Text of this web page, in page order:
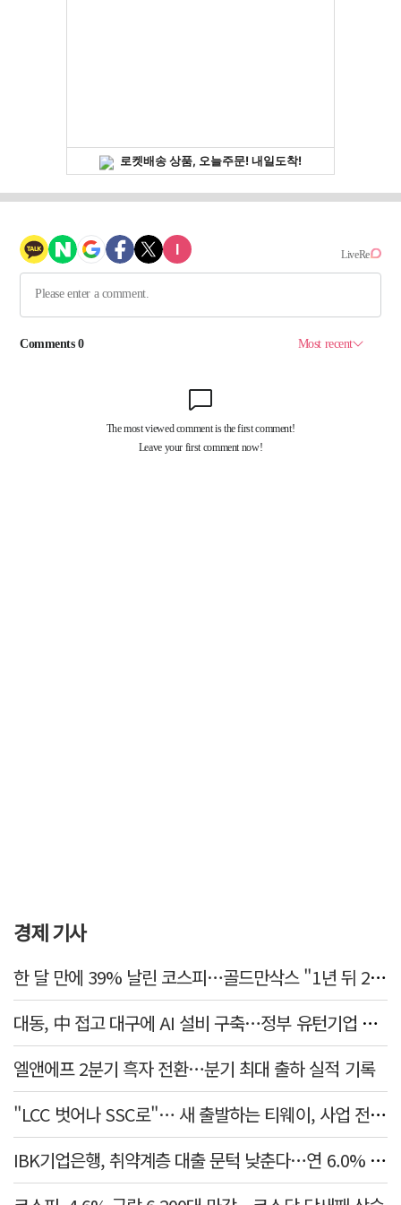
경제 기사
한 달 만에 39% 날린 코스피…골드만삭스 "1년 뒤 2배" 예상, 왜?
대동, 中 접고 대구에 AI 설비 구축…정부 유턴기업 선정
엘앤에프 2분기 흑자 전환…분기 최대 출하 실적 기록
"LCC 벗어나 SSC로"… 새 출발하는 티웨이, 사업 전략 발표
IBK기업은행, 취약계층 대출 문턱 낮춘다…연 6.0% 'i-ONE 햇살론 특례보증' 비대면 출시